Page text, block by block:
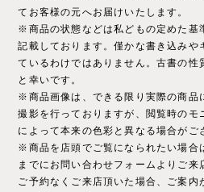
てお客様の元へお届けいたします。
※商品の状態などは私どもの定めた基
記載しております。僅かな書き込みや
ているわけではありません。古書の性
と幸いです。
※商品画像は、できる限り実際の商品
撮影を行っておりますが、閲覧時のモ
によって本来の色彩と異なる場合がご
※商品を店頭でご覧になられたい場合
までにお問い合わせフォームよりご来
ご予約なくご来店頂いた場合、ご案内